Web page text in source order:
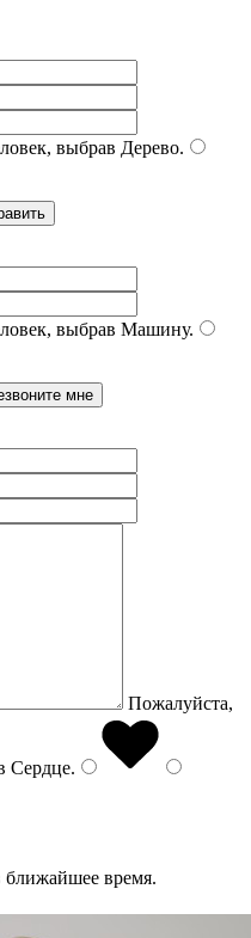
выбрав Дерево.
выбрав Машину.
Пожалуйста,
Сердце.
время.